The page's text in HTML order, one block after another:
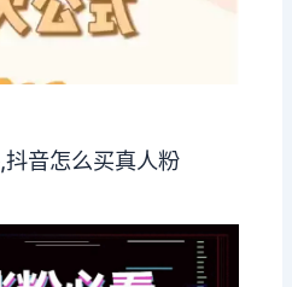
音怎么买真人粉